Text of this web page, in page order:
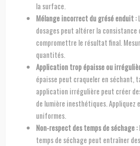
la surface.
Mélange incorrect du grésé enduit :
dosages peut altérer la
compromettre le résultat final.
quantités.
Application trop épaisse ou
épaisse peut craqueler en séchant,
application irrégulière peut créer
de lumière inesthétiques. Appliquez
uniformes.
Non-respect des temps de séchage :
temps de séchage peut entraîner